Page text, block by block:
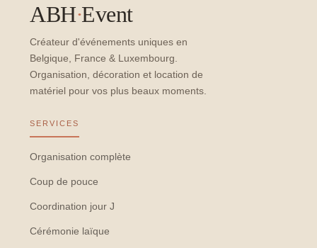
ABH·Event
Créateur d'événements uniques en
Belgique, France & Luxembourg.
Organisation, décoration et location de
matériel pour vos plus beaux moments.
SERVICES
Organisation complète
Coup de pouce
Coordination jour J
Cérémonie laïque